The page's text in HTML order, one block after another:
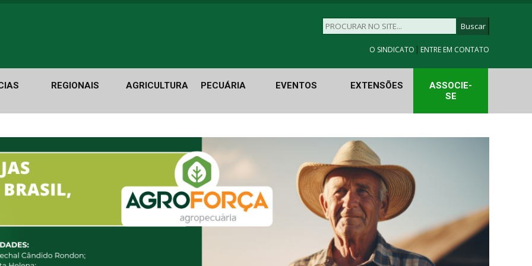
O SINDICATO | ENTRE EM CONTATO
REGIONAIS AGRICULTURA PECUÁRIA EVENTOS EXTENSÕES
ASSOCIE-
SE